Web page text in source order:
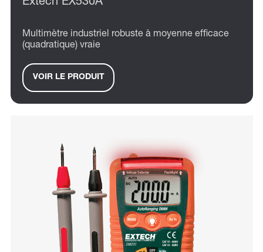
Extech EX530A
Multimètre industriel robuste à moyenne efficace
(quadratique) vraie
VOIR LE PRODUIT